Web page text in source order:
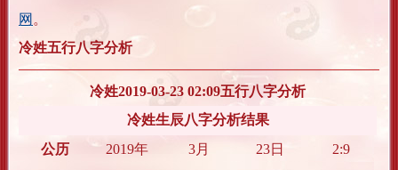
网 。
冷姓五行八字分析
冷姓2019-03-23 02:09五行八字分析
冷姓生辰八字分析结果
公历
2019年 3月 23日
2:9